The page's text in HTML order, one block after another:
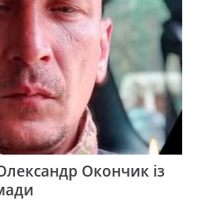
Окончик із